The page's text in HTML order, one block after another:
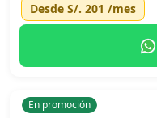
Desde S/. 201 /mes
En promoción